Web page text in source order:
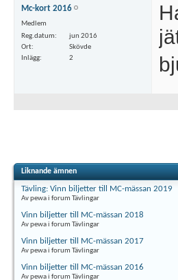
Mc-kort 2016
Medlem
Reg.datum
jun 2016
Ort
Skövde
Inlägg
2
Liknande ämnen
Tävling: Vinn biljetter till MC-mässan 2019
Av pewa i forum Tävlingar
Vinn biljetter till MC-mässan 2018
Av pewa i forum Tävlingar
Vinn biljetter till MC-mässan 2017
Av pewa i forum Tävlingar
Vinn biljetter till MC-mässan 2016
Av pewa i forum Tävlingar